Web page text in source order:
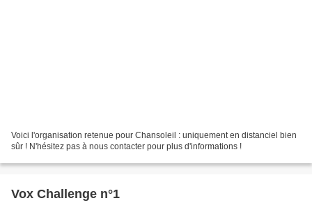
Voici l'organisation retenue pour Chansoleil : uniquement en distanciel bien
sûr ! N'hésitez pas à nous contacter pour plus d'informations !
Vox Challenge n°1